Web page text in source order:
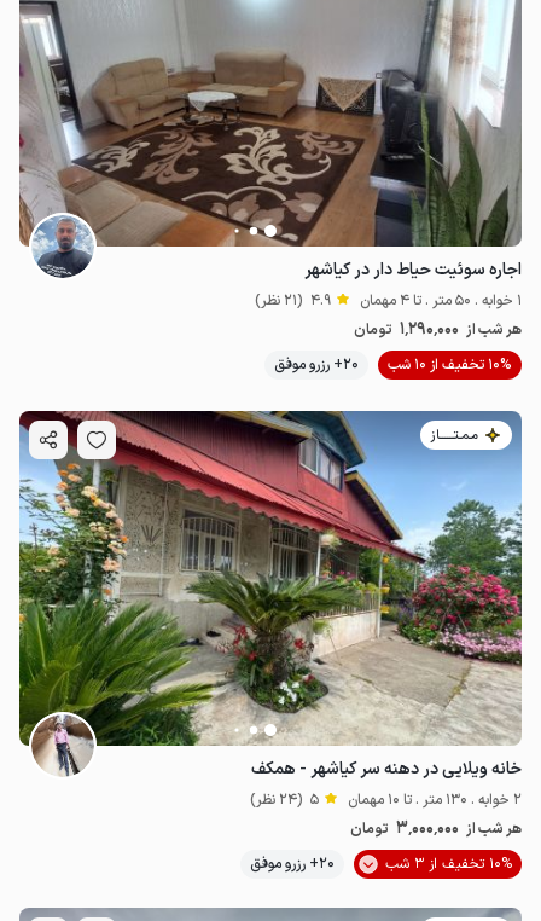
1.2میلیون ت 4.7
اجاره سوئیت حیاط دار در کیاشهر
1 خوابه . 50 متر . تا 4 مهمان 4.9 (21 نظر)
هر شب از 1٬290٬000 تومان
10% تخفیف از 10 شب
20+ رزرو موفق
مـمـتــــــاز
خانه ویلایی در دهنه سر کیاشهر - همکف
2 خوابه . 130 متر . تا 10 مهمان 5 (24 نظر)
هر شب از 3٬000٬000 تومان
10% تخفیف از 3 شب
20+ رزرو موفق